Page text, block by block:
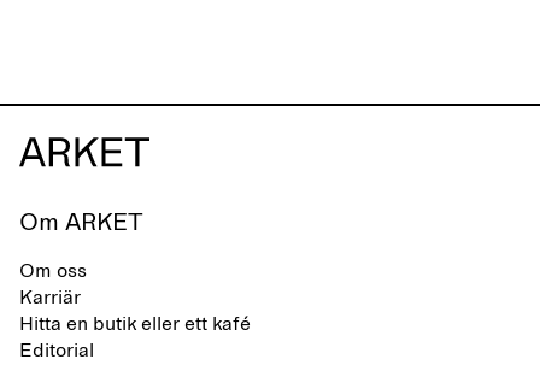
Om ARKET
Om oss
Karriär
Hitta en butik eller ett kafé
Editorial